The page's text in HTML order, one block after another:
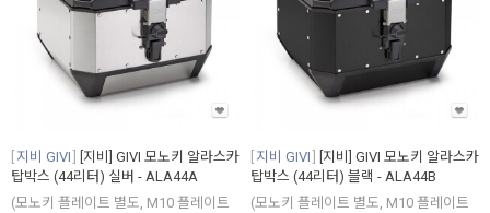
지비 GIVI
[지비] GIVI 모노키 알라스카
탑박스 (44리터) 실버 - ALA44A
(모노키 플레이트 별도, M10 플레이트
지비 GIVI
[지비] GIVI 모노키 알라스카
탑박스 (44리터) 블랙 - ALA44B
(모노키 플레이트 별도, M10 플레이트